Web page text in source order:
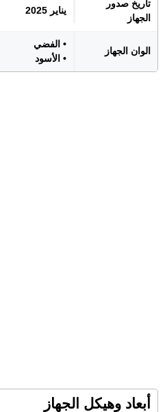
تاريخ صدور
الجهاز
يناير 2025
الوان الجهاز
• الفضي
• الأسود
أبعاد وهيكل الجهاز